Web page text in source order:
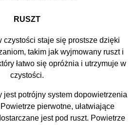
RUSZT
czystości staje się prostsze dzięki
takim jak wyjmowany ruszt i
łatwo się opróżnia i utrzymuje w
czystości.
jest potrójny system dopowietrzenia
pierwotne, ułatwiające
jest pod ruszt. Powietrze